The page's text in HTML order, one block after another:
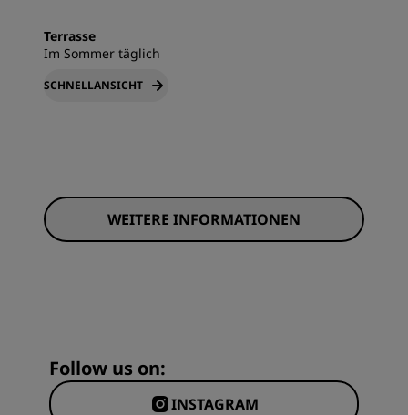
Terrasse
Im Sommer täglich
SCHNELLANSICHT
WEITERE INFORMATIONEN
Follow us on:
INSTAGRAM